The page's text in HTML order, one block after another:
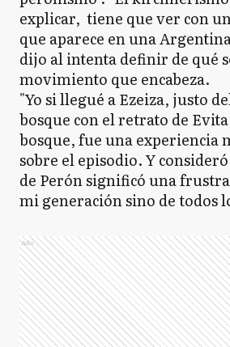
explicar, tiene que ver con
que aparece en una
dijo al intenta definir de qué
movimiento que encabeza.
"Yo si llegué a Ezeiza, justo
bosque con el retrato de
bosque, fue una experiencia
sobre el episodio. Y
de Perón significó una
mi generación sino de todos
Ads